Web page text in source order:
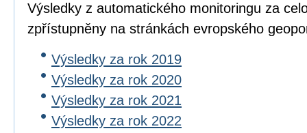
Výsledky z automatického monitoringu za
zpřístupněny na stránkách evropského
Výsledky za rok 2019
Výsledky za rok 2020
Výsledky za rok 2021
Výsledky za rok 2022